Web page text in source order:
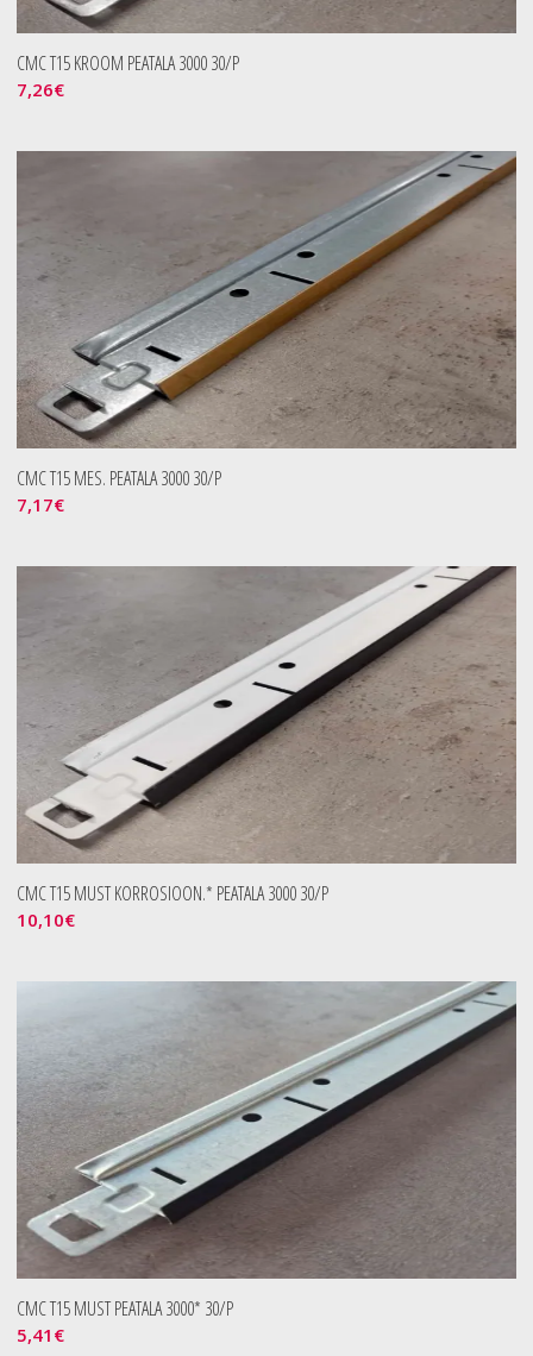
CMC T15 KROOM PEATALA 3000 30/P
7,26€
CMC T15 MES. PEATALA 3000 30/P
7,17€
CMC T15 MUST KORROSIOON.* PEATALA 3000 30/P
10,10€
CMC T15 MUST PEATALA 3000* 30/P
5,41 €